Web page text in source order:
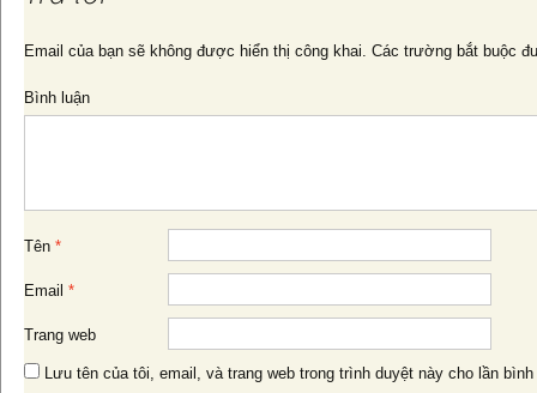
bài
Email của bạn sẽ không được hiển thị công khai. Các trường bắt buộc
Bình luận
Tên *
Email *
Trang web
Lưu tên của tôi, email, và trang web trong trình duyệt này cho lần